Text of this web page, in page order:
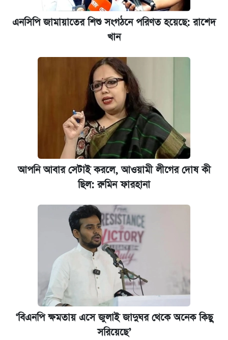
আজকের বাজারে স্বর্ণের দাম (৬ আগস্ট)
আবেদন শুরু
এনসিপি জামায়াতের শিশু সংগঠনে পরিণত হয়েছে: রাশেদ
খান
আপনি আবার সেটাই করলে, আওয়ামী লীগের দোষ কী
ছিল: রুমিন ফারহানা
‘বিএনপি ক্ষমতায় এসে জুলাই জাদুঘর থেকে অনেক কিছু
সরিয়েছে’